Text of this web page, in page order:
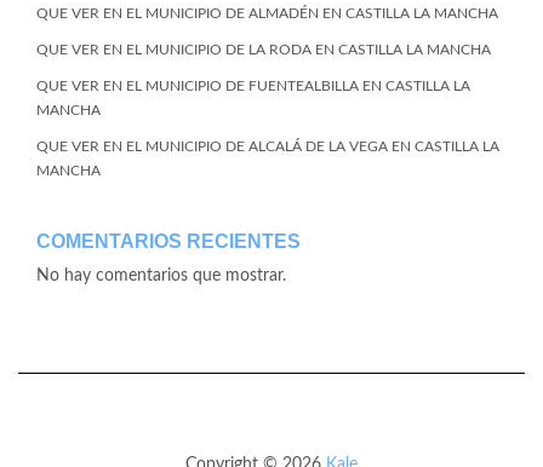
QUE VER EN EL MUNICIPIO DE ALMADÉN EN CASTILLA LA MANCHA
QUE VER EN EL MUNICIPIO DE LA RODA EN CASTILLA LA MANCHA
QUE VER EN EL MUNICIPIO DE FUENTEALBILLA EN CASTILLA LA
MANCHA
QUE VER EN EL MUNICIPIO DE ALCALÁ DE LA VEGA EN CASTILLA LA
MANCHA
COMENTARIOS RECIENTES
No hay comentarios que mostrar.